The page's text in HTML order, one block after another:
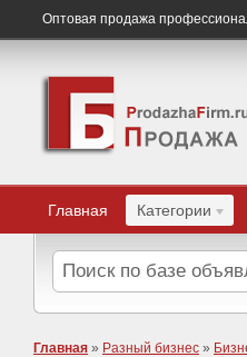
Оптовая продажа
Главная Категории
Главная » Разный бизнес »